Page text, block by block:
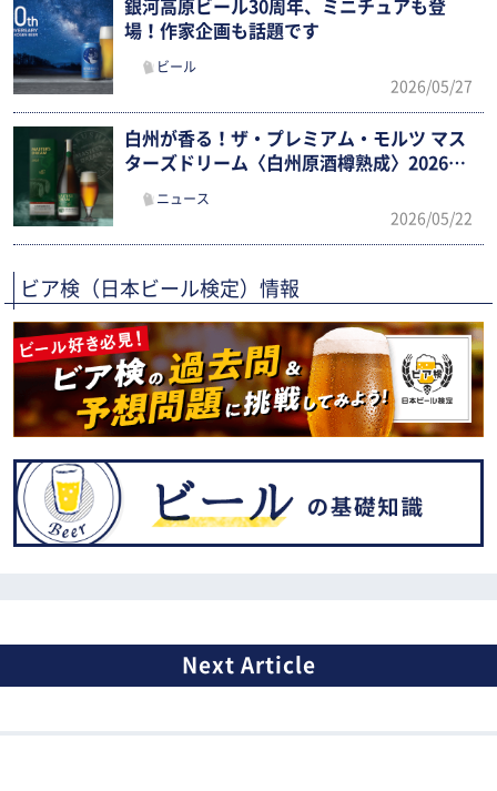
銀河高原ビール30周年、ミニチュアも登
場！作家企画も話題です
ビール
2026/05/27
白州が香る！ザ・プレミアム・モルツ マス
ターズドリーム〈白州原酒樽熟成〉2026限
ニュース
2026/05/22
ビア検（日本ビール検定）情報